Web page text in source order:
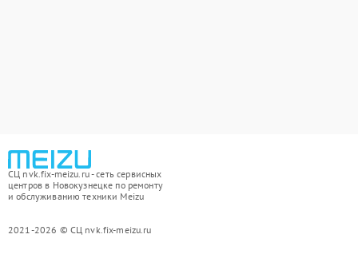
СЦ nvk.fix-meizu.ru - сеть сервисных
центров в Новокузнецке по ремонту
и обслуживанию техники Meizu
2021-2026 © СЦ nvk.fix-meizu.ru